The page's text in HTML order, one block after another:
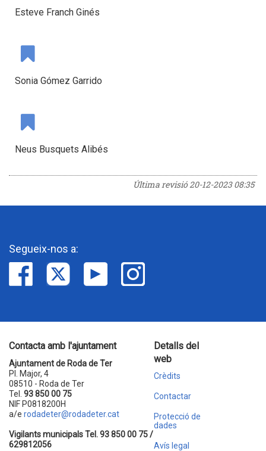
Esteve Franch Ginés
Sonia Gómez Garrido
Neus Busquets Alibés
Última revisió20-12-2023 08:35
Segueix-nos a:
Contacta amb l'ajuntament
Ajuntament de Roda de Ter
Pl. Major, 4
08510 - Roda de Ter
Tel. 93 850 00 75
NIF P0818200H
a/e rodadeter@rodadeter.cat
Vigilants municipals Tel. 93 850 00 75 /
629812056
Detalls del
web
Crèdits
Contactar
Protecció de
dades
Avís legal